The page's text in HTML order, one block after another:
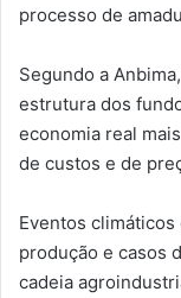
processo de
Segundo a
estrutura dos
economia real
de custos e de
Eventos
produção e casos
cadeia